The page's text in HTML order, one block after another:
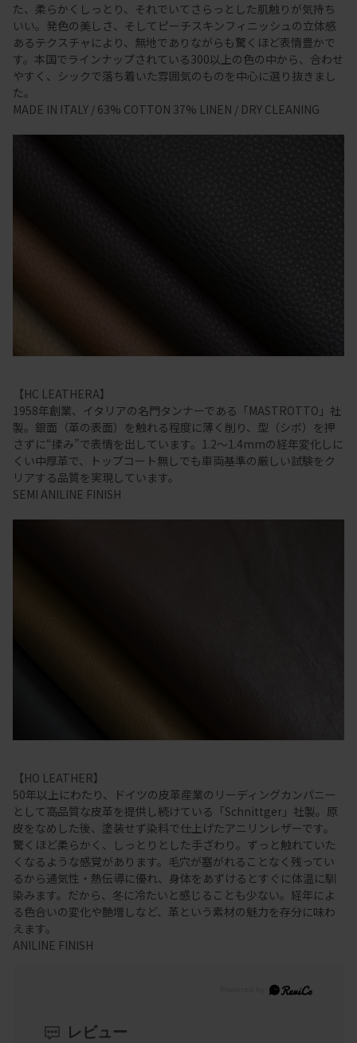
た、柔らかくしっとり、それでいてさらっとした肌触りが気持ち
いい。発色の美しさ、そしてピーチスキンフィニッシュの立体感
あるテクスチャにより、無地でありながらも驚くほど表情豊かで
す。本国でラインナップされている300以上の色の中から、合わせ
やすく、シックで落ち着いた雰囲気のものを中心に選り抜きまし
た。
MADE IN ITALY / 63% COTTON 37% LINEN / DRY CLEANING
【HC LEATHERA】
1958年創業、イタリアの名門タンナーである「MASTROTTO」社
製。銀面（革の表面）を触れる程度に薄く削り、型（シボ）を押
さずに“揉み”で表情を出しています。1.2～1.4mmの経年変化しに
くい中厚革で、トップコート無しでも車両基準の厳しい試験をク
リアする品質を実現しています。
SEMI ANILINE FINISH
【HO LEATHER】
50年以上にわたり、ドイツの皮革産業のリーディングカンパニー
として高品質な皮革を提供し続けている「Schnittger」社製。原
皮をなめした後、塗装せず染料で仕上げたアニリンレザーです。
驚くほど柔らかく、しっとりとした手ざわり。ずっと触れていた
くなるような感覚があります。毛穴が塞がれることなく残ってい
るから通気性・熱伝導に優れ、身体をあずけるとすぐに体温に馴
染みます。だから、冬に冷たいと感じることも少ない。経年によ
る色合いの変化や艶増しなど、革という素材の魅力を存分に味わ
えます。
ANILINE FINISH
レビュー